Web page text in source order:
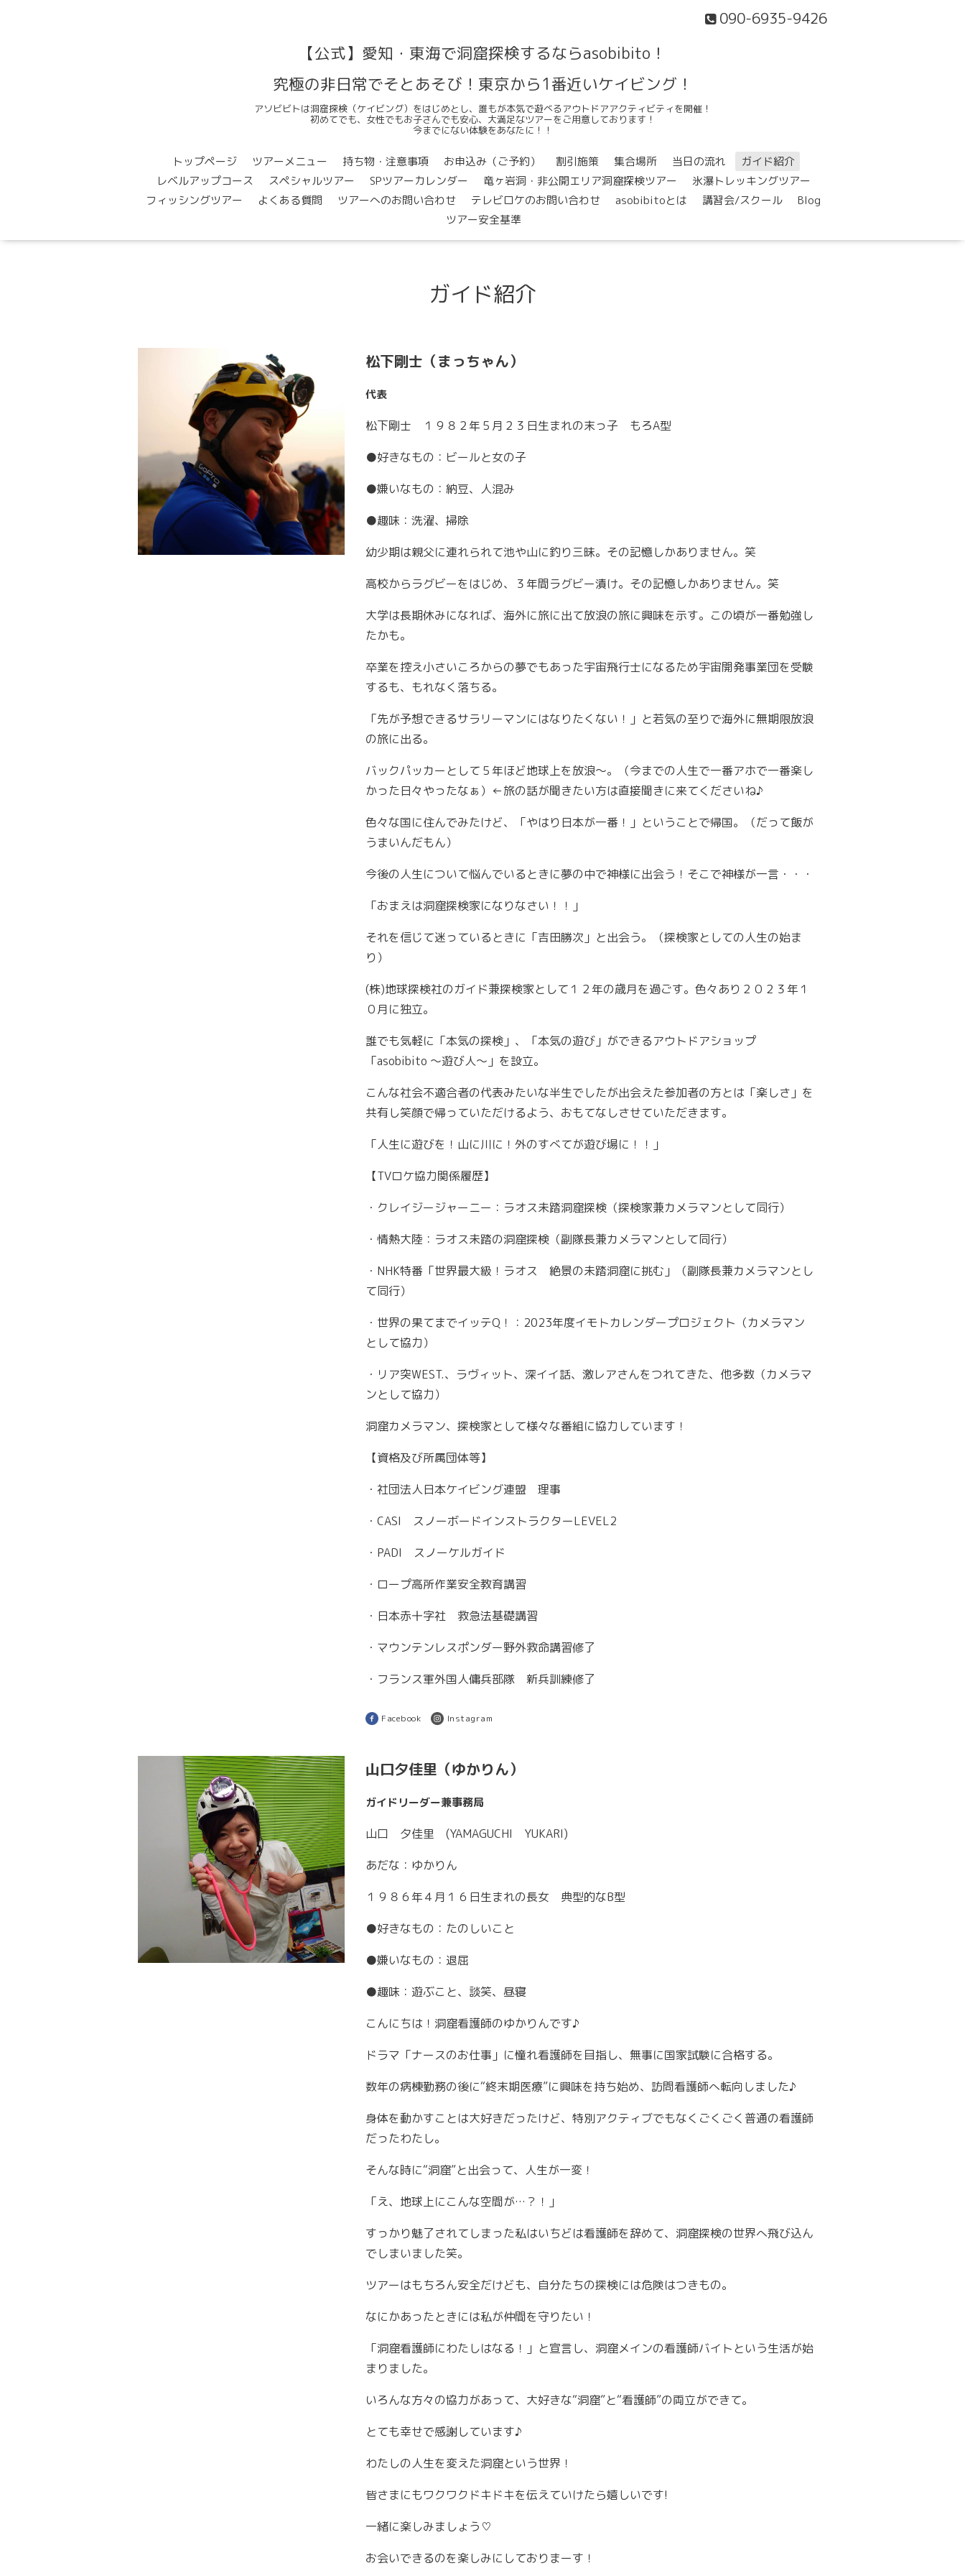
090-6935-9426
【公式】愛知・東海で洞窟探検するならasobibito！
究極の非日常でそとあそび！東京から1番近いケイビング！
アソビビトは洞窟探検（ケイビング）をはじめとし、誰もが本気で遊べるアウトドアアクティビティを開催！
初めてでも、女性でもお子さんでも安心、大満足なツアーをご用意しております！
今までにない体験をあなたに！！
トップページ ツアーメニュー 持ち物・注意事項 お申込み（ご予約） 割引施策 集合場所 当日の流れ
ガイド紹介
レベルアップコース
スペシャルツアー SPツアーカレンダー 竜ヶ岩洞・非公開エリア洞窟探検ツアー
氷瀑トレッキングツアー
フィッシングツアー
よくある質問 ツアーへのお問い合わせ テレビロケのお問い合わせ asobibitoとは 講習会/スクール
Blog
ツアー安全基準
ガイド紹介
松下剛士（まっちゃん）
代表
松下剛士 １９８２年５月２３日生まれの末っ子 もろA型
●好きなもの：ビールと女の子
●嫌いなもの：納豆、人混み
●趣味：洗濯、掃除
幼少期は親父に連れられて池や山に釣り三昧。その記憶しかありません。笑
高校からラグビーをはじめ、３年間ラグビー漬け。その記憶しかありません。笑
大学は長期休みになれば、海外に旅に出て放浪の旅に興味を示す。この頃が一番勉強し
たかも。
卒業を控え小さいころからの夢でもあった宇宙飛行士になるため宇宙開発事業団を受験
するも、もれなく落ちる。
「先が予想できるサラリーマンにはなりたくない！」と若気の至りで海外に無期限放浪
の旅に出る。
バックパッカーとして５年ほど地球上を放浪～。（今までの人生で一番アホで一番楽し
かった日々やったなぁ）←旅の話が聞きたい方は直接聞きに来てくださいね♪
色々な国に住んでみたけど、「やはり日本が一番！」ということで帰国。（だって飯が
うまいんだもん）
今後の人生について悩んでいるときに夢の中で神様に出会う！そこで神様が一言・・・
「おまえは洞窟探検家になりなさい！！」
それを信じて迷っているときに「吉田勝次」と出会う。（探検家としての人生の始ま
り）
(株)地球探検社のガイド兼探検家として１２年の歳月を過ごす。色々あり２０２３年１
０月に独立。
誰でも気軽に「本気の探検」、「本気の遊び」ができるアウトドアショップ
「asobibito ～遊び人～」を設立。
こんな社会不適合者の代表みたいな半生でしたが出会えた参加者の方とは「楽しさ」を
共有し笑顔で帰っていただけるよう、おもてなしさせていただきます。
「人生に遊びを！山に川に！外のすべてが遊び場に！！」
【TVロケ協力関係履歴】
・クレイジージャーニー：ラオス未踏洞窟探検（探検家兼カメラマンとして同行）
・情熱大陸：ラオス未踏の洞窟探検（副隊長兼カメラマンとして同行）
・NHK特番「世界最大級！ラオス 絶景の未踏洞窟に挑む」（副隊長兼カメラマンとし
て同行）
・世界の果てまでイッテQ！：2023年度イモトカレンダープロジェクト（カメラマン
として協力）
・リア突WEST.、ラヴィット、深イイ話、激レアさんをつれてきた、他多数（カメラマ
ンとして協力）
洞窟カメラマン、探検家として様々な番組に協力しています！
【資格及び所属団体等】
・ 社団法人日本ケイビング連盟 理事
・ CASI スノーボードインストラクターLEVEL2
・ PADI スノーケルガイド
・ ロープ高所作業安全教育講習
・ 日本赤十字社 救急法基礎講習
・ マウンテンレスポンダー野外救命講習修了
・ フランス軍外国人傭兵部隊新兵訓練修了
Facebook Instagram
山口夕佳里（ゆかりん）
ガイドリーダー兼事務局
山口 夕佳里 (YAMAGUCHI YUKARI)
あだな：ゆかりん
１９８６年４月１６日生まれの長女 典型的なB型
●好きなもの：たのしいこと
●嫌いなもの：退屈
●趣味：遊ぶこと、談笑、昼寝
こんにちは！洞窟看護師のゆかりんです♪
ドラマ「ナースのお仕事」に憧れ看護師を目指し、無事に国家試験に合格する。
数年の病棟勤務の後に“終末期医療”に興味を持ち始め、訪問看護師へ転向しました♪
身体を動かすことは大好きだったけど、特別アクティブでもなくごくごく普通の看護師
だったわたし。
そんな時に“洞窟”と出会って、人生が一変！
「え、地球上にこんな空間が…？！」
すっかり魅了されてしまった私はいちどは看護師を辞めて、洞窟探検の世界へ飛び込ん
でしまいました笑。
ツアーはもちろん安全だけども、自分たちの探検には危険はつきもの。
なにかあったときには私が仲間を守りたい！
「洞窟看護師にわたしはなる！」と宣言し、洞窟メインの看護師バイトという生活が始
まりました。
いろんな方々の協力があって、大好きな“洞窟”と“看護師”の両立ができて。
とても幸せで感謝しています♪
わたしの人生を変えた洞窟という世界！
皆さまにもワクワクドキドキを伝えていけたら嬉しいです!
一緒に楽しみましょう♡
お会いできるのを楽しみにしておりまーす！